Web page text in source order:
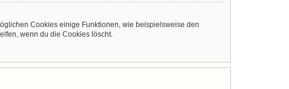
Cookies einige Funktionen, wie beispielsweise den
wenn du die Cookies löscht.